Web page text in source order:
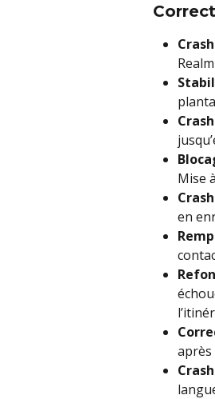
Mise
en
après